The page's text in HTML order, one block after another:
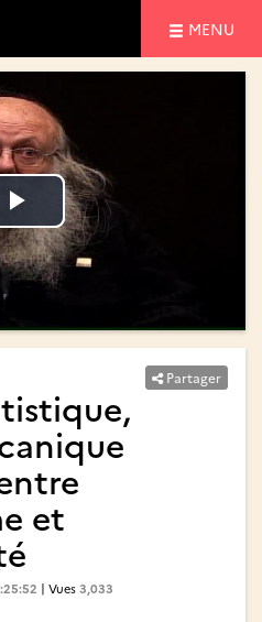
MENU
Lire
la
vidéo
Lire
la
vidéo
Partager
et
| Vues 3,033